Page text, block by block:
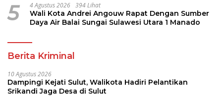
5 4 Agustus 2026 394 Lihat
Wali Kota Andrei Angouw Rapat Dengan Sumber
Daya Air Balai Sungai Sulawesi Utara 1 Manado
Berita Kriminal
10 Agustus 2026
Dampingi Kejati Sulut, Walikota Hadiri Pelantikan
Srikandi Jaga Desa di Sulut